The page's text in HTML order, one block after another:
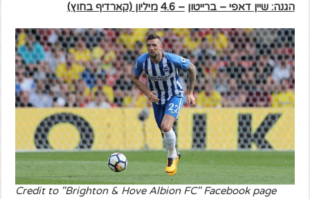
הגנה: שיין דאפי – ברייטון – 4.6 מיליון (קארדיף בחוץ)
Credit to "Brighton & Hove Albion FC" Facebook page